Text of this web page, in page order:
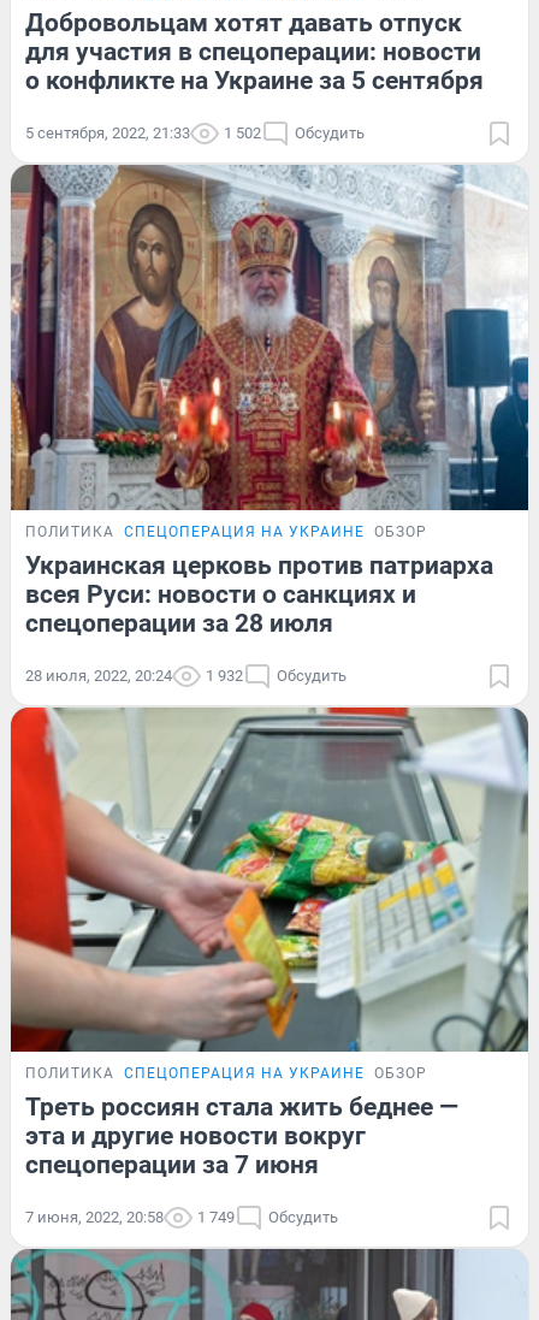
Добровольцам хотят давать отпуск
для участия в спецоперации: новости
о конфликте на Украине за 5 сентября
5 сентября, 2022, 21:33 1 502 Обсудить
ПОЛИТИКА СПЕЦОПЕРАЦИЯ НА УКРАИНЕ ОБЗОР
Украинская церковь против патриарха
всея Руси: новости о санкциях и
спецоперации за 28 июля
28 июля, 2022, 20:24 1 932 Обсудить
ПОЛИТИКА СПЕЦОПЕРАЦИЯ НА УКРАИНЕ ОБЗОР
Треть россиян стала жить беднее —
эта и другие новости вокруг
спецоперации за 7 июня
7 июня, 2022, 20:58 1 749 Обсудить